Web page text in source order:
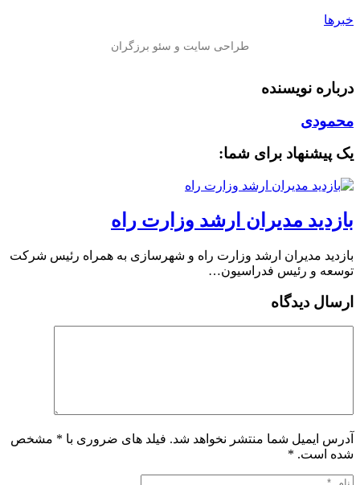
خبرها
درباره نویسنده
محمودی
یک پیشنهاد برای شما:
بازدید مدیران ارشد وزارت راه
بازدید مدیران ارشد وزارت راه و شهرسازی به همراه رئیس شرکت
توسعه و رئیس فدراسیون…
ارسال دیدگاه
آدرس ایمیل شما منتشر نخواهد شد. فیلد های ضروری با * مشخص
شده است. *